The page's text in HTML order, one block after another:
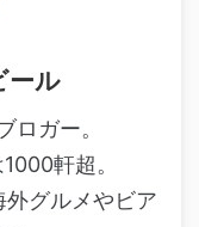
ール
ロガー。
軒超。
外グルメやビア